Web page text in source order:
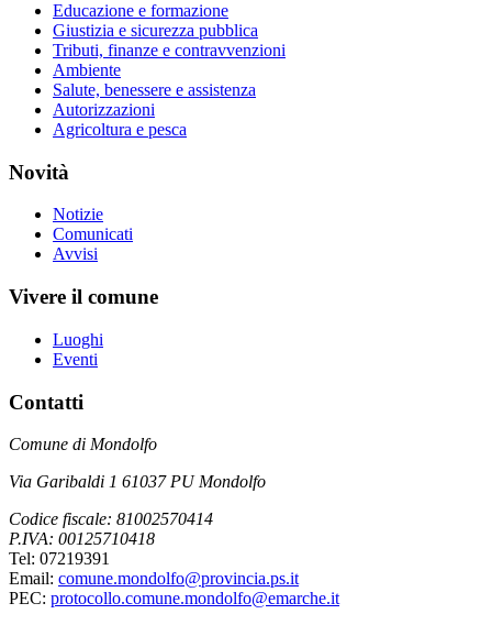
Educazione e formazione
Giustizia e sicurezza pubblica
Tributi, finanze e contravvenzioni
Ambiente
Salute, benessere e assistenza
Autorizzazioni
Agricoltura e pesca
Novità
Notizie
Comunicati
Avvisi
Vivere il comune
Luoghi
Eventi
Contatti
Comune di Mondolfo
Via Garibaldi 1 61037 PU Mondolfo
Codice fiscale: 81002570414
P.IVA: 00125710418
Tel: 07219391
Email: comune.mondolfo@provincia.ps.it
PEC: protocollo.comune.mondolfo@emarche.it